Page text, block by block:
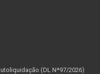
(DL Nª97/2026)